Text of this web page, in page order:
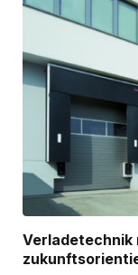
Verladetechnik